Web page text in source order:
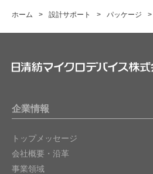
ホーム 設計サポート パッケージ
企業情報
トップメッセージ
会社概要・沿革
事業領域